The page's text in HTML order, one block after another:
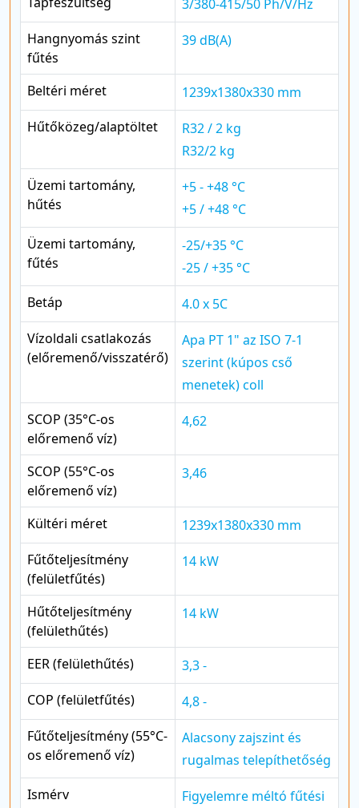
3/380-415/50 Ph/V/Hz
Hangnyomás szint
fűtés
39 dB(A)
Beltéri méret
1239x1380x330 mm
Hűtőközeg/alaptöltet
R32 / 2 kg
R32/2 kg
Üzemi tartomány,
hűtés
+5 - +48 °C
+5 / +48 °C
Üzemi tartomány,
fűtés
-25/+35 °C
-25 / +35 °C
Betáp
4.0 x 5C
Vízoldali csatlakozás
(előremenő/visszatérő)
Apa PT 1" az ISO 7-1
szerint (kúpos cső
menetek) coll
SCOP (35°C-os
előremenő víz)
4,62
SCOP (55°C-os
előremenő víz)
3,46
Kültéri méret
1239x1380x330 mm
Fűtőteljesítmény
(felületfűtés)
14 kW
Hűtőteljesítmény
(felülethűtés)
14 kW
EER (felülethűtés)
3,3 -
COP (felületfűtés)
4,8 -
Fűtőteljesítmény (55°C-
os előremenő víz)
Alacsony zajszint és
rugalmas telepíthetőség
Ismérv
Figyelemre méltó fűtési